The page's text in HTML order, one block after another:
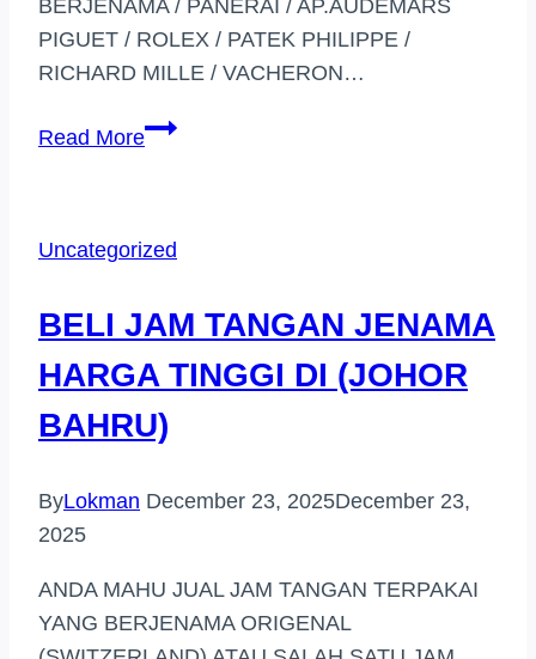
BERJENAMA / PANERAI / AP.AUDEMARS
PIGUET / ROLEX / PATEK PHILIPPE /
RICHARD MILLE / VACHERON…
Read MorePEMBELI
(BUKIT
Uncategorized
BELI JAM TANGAN JENAMA
HARGA TINGGI DI (JOHOR
BAHRU)
ByLokman December 23, 2025December 23,
2025
ANDA MAHU JUAL JAM TANGAN TERPAKAI
YANG BERJENAMA ORIGENAL